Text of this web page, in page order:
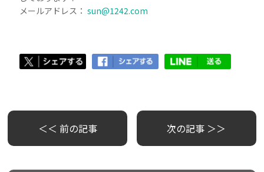
メールアドレス：sun@1242.com
＜＜ 前の記事 次の記事 ＞＞